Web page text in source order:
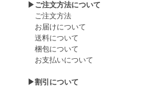
▶ご注文方法について
ご注文方法
お届けについて
送料について
梱包について
お支払いについて
▶割引について